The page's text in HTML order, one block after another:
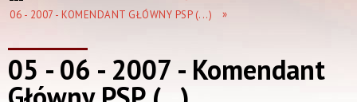
06 - 2007 - KOMENDANT GŁÓWNY PSP (...)
05 - 06 - 2007 - Komendant